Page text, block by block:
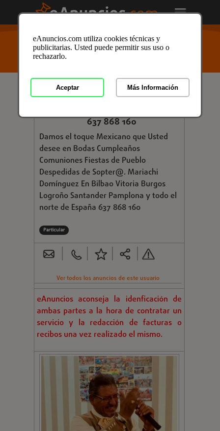
USTED ESTÁ AQUÍ>Anuncios clasificados/ Servicios
Servicios para Personas/Organización de fiestas
Organización de fiestas en Álava/ Anuncio ID:
€ 350,00
637 868 160
Damos el toque Mexicano que Usted
desee en Bodas Cumpleaños
Comuniones Fiestas de Pueblo
Despedidas de Sopter@. Mariachi
Domínguez En Bilbao Vitoria Burgos
Logroño Santander Pamplona y todo el
norte de España 637 868 160
Particular
Ver todos los anuncios de este usuario
eAnuncios aconseja la idenficación de
ambas partes a la hora de contratar un
servicio y la redacción de facturas o
recibos una vez realizado el mismo.
eAnuncios.com utiliza cookies técnicas y
publicitarias. Usted puede permitir sus uso o
rechazarlo.
Aceptar Más Información